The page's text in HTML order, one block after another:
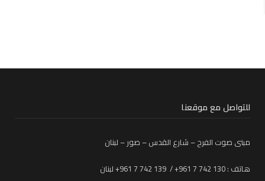
للتواصل مع موقعنا
مبنى صوت الفرح – شارع القدس – صور – لبنان
هاتف : 130 742 7 961+ / 139 742 7 961+ لبنان